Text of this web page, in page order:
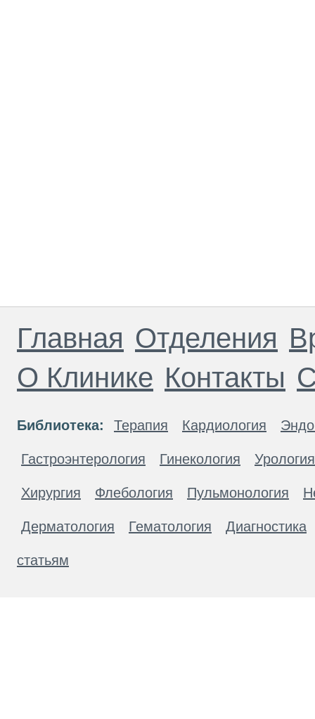
Главная Отделения
О Клинике Контакты
Библиотека: Терапия Кардиология
Гастроэнтерология Гинекология Урология
Хирургия Флебология Пульмонология
Дерматология Гематология Диагностика
статьям